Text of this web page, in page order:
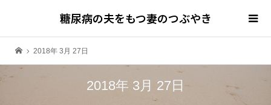
糖尿病の夫をもつ妻のつぶやき
2018年 3月 27日
2018年 3月 27日